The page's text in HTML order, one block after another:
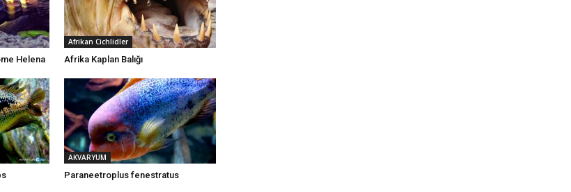
Helena
Afrikan Cichlidler
Afrika Kaplan Balığı
AKVARYUM
Paraneetroplus fenestratus